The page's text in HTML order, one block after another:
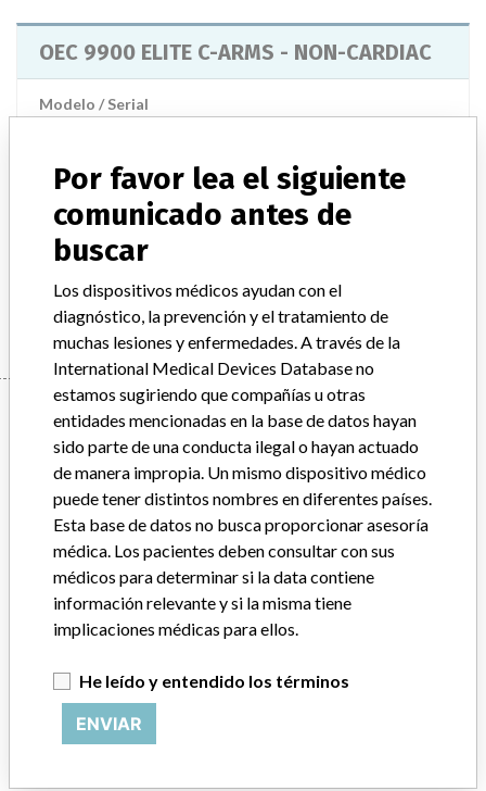
OEC 9900 ELITE C-ARMS - NON-CARDIAC
Modelo / Serial
Descripción del producto
OEC 9900 ELITE C-ARMS - NON CARDIAC
Manufacturer
HEALTHCARE)
Manufacturer
GENERAL ELECTRIC CANADA (OPERATING
AS GE HEALTHCARE)
Dirección del fabricante
Empresa matriz del fabricante (2017)
Source
ACERCA DE LA BASE DE DATOS
Por favor lea el siguiente
comunicado antes de
buscar
Los dispositivos médicos ayudan con el
diagnóstico, la prevención y el tratamiento de
muchas lesiones y enfermedades. A través de la
International Medical Devices Database no
estamos sugiriendo que compañías u otras
entidades mencionadas en la base de datos hayan
sido parte de una conducta ilegal o hayan actuado
de manera impropia. Un mismo dispositivo médico
puede tener distintos nombres en diferentes países.
Esta base de datos no busca proporcionar asesoría
médica. Los pacientes deben consultar con sus
médicos para determinar si la data contiene
información relevante y si la misma tiene
implicaciones médicas para ellos.
He leído y entendido los términos
ENVIAR